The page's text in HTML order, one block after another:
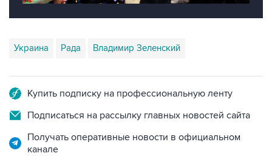
Украина Рада Владимир Зеленский
Купить подписку на профессиональную ленту
Подписаться на рассылку главных новостей сайта
Получать оперативные новости в официальном
канале